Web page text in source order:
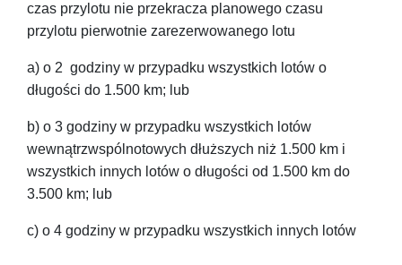
czas przylotu nie przekracza planowego czasu
przylotu pierwotnie zarezerwowanego lotu
a) o 2 godziny w przypadku wszystkich lotów o
długości do 1.500 km; lub
b) o 3 godziny w przypadku wszystkich lotów
wewnątrzwspólnotowych dłuższych niż 1.500 km i
wszystkich innych lotów o długości od 1.500 km do
3.500 km; lub
c) o 4 godziny w przypadku wszystkich innych lotów